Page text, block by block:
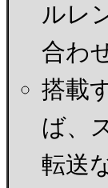
ルレ
合わ
搭載
ば、
転送